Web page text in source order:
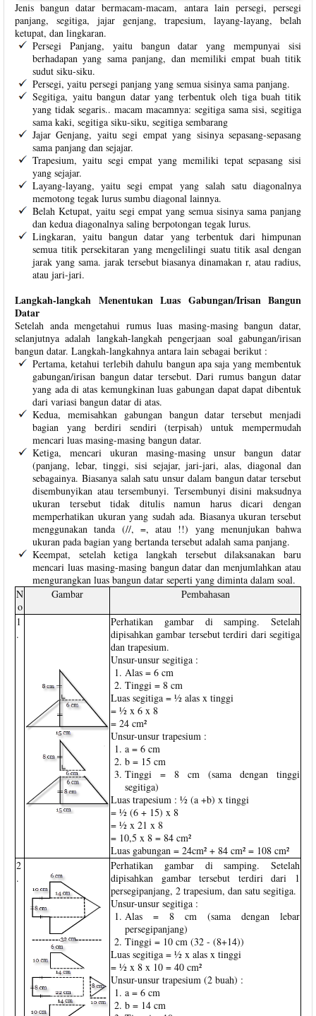
Jenis bangun datar bermacam-macam, antara lain persegi, persegi
panjang, segitiga, jajar genjang, trapesium, layang-layang, belah
ketupat, dan lingkaran.
Persegi Panjang, yaitu bangun datar yang mempunyai sisi
berhadapan yang sama panjang, dan memiliki empat buah titik
sudut siku-siku.
Persegi, yaitu persegi panjang yang semua sisinya sama panjang.
Segitiga, yaitu bangun datar yang terbentuk oleh tiga buah titik
yang tidak segaris.. macam macamnya: segitiga sama sisi, segitiga
sama kaki, segitiga siku-siku, segitiga sembarang
Jajar Genjang, yaitu segi empat yang sisinya sepasang-sepasang
sama panjang dan sejajar.
Trapesium, yaitu segi empat yang memiliki tepat sepasang sisi
yang sejajar.
Layang-layang, yaitu segi empat yang salah satu diagonalnya
memotong tegak lurus sumbu diagonal lainnya.
Belah Ketupat, yaitu segi empat yang semua sisinya sama panjang
dan kedua diagonalnya saling berpotongan tegak lurus.
Lingkaran, yaitu bangun datar yang terbentuk dari himpunan
semua titik persekitaran yang mengelilingi suatu titik asal dengan
jarak yang sama. jarak tersebut biasanya dinamakan r, atau radius,
atau jari-jari.
Langkah-langkah Menentukan Luas Gabungan/Irisan Bangun
Datar
Setelah anda mengetahui rumus luas masing-masing bangun datar,
selanjutnya adalah langkah-langkah pengerjaan soal gabungan/irisan
bangun datar. Langkah-langkahnya antara lain sebagai berikut :
Pertama, ketahui terlebih dahulu bangun apa saja yang membentuk
gabungan/irisan bangun datar tersebut. Dari rumus bangun datar
yang ada di atas kemungkinan luas gabungan dapat dapat dibentuk
dari variasi bangun datar di atas.
Kedua, memisahkan gabungan bangun datar tersebut menjadi
bagian yang berdiri sendiri (terpisah) untuk mempermudah
mencari luas masing-masing bangun datar.
Ketiga, mencari ukuran masing-masing unsur bangun datar
(panjang, lebar, tinggi, sisi sejajar, jari-jari, alas, diagonal dan
sebagainya. Biasanya salah satu unsur dalam bangun datar tersebut
disembunyikan atau tersembunyi. Tersembunyi disini maksudnya
ukuran tersebut tidak ditulis namun harus dicari dengan
memperhatikan ukuran yang sudah ada. Biasanya ukuran tersebut
menggunakan tanda (//, =, atau !!) yang menunjukan bahwa
ukuran pada bagian yang bertanda tersebut adalah sama panjang.
Keempat, setelah ketiga langkah tersebut dilaksanakan baru
mencari luas masing-masing bangun datar dan menjumlahkan atau
mengurangkan luas bangun datar seperti yang diminta dalam soal.
N
o
Gambar Pembahasan
1
.
Perhatikan gambar di samping. Setelah
dipisahkan gambar tersebut terdiri dari segitiga
dan trapesium.
Unsur-unsur segitiga :
Alas = 6 cm
Tinggi = 8 cm
Luas segitiga = ½ alas x tinggi
= ½ x 6 x 8
= 24 cm²
Unsur-unsur trapesium :
a = 6 cm
b = 15 cm
Tinggi = 8 cm (sama dengan tinggi
segitiga)
Luas trapesium : ½ (a +b) x tinggi
= ½ (6 + 15) x 8
= ½ x 21 x 8
= 10,5 x 8 = 84 cm²
Luas gabungan = 24cm² + 84 cm² = 108 cm²
2
.
Perhatikan gambar di samping. Setelah
dipisahkan gambar tersebut terdiri dari 1
persegipanjang, 2 trapesium, dan satu segitiga.
Unsur-unsur segitiga :
Alas = 8 cm (sama dengan lebar
persegipanjang)
Tinggi = 10 cm (32 - (8+14))
Luas segitiga = ½ x alas x tinggi
= ½ x 8 x 10 = 40 cm²
Unsur-unsur trapesium (2 buah) :
a = 6 cm
b = 14 cm